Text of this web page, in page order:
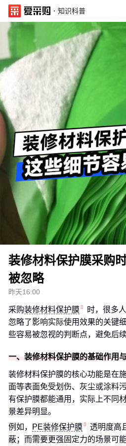
· 知识科普
装修材料保护膜采购
被忽略
昨天16:00
采购装修材料保护膜
时，很多
忽略了影响实际使用效果的关键
些容易被忽视的判断点，避免后
一、装修材料保护膜的基础作用
装修材料保护膜的核心功能是在
面等表面免受划伤、灰尘或涂料
有保护膜都能通用，实际上不同
景差异明显。
例如，
PE装修保护膜
透明度高
蔽；而需要更强固定力的场景可